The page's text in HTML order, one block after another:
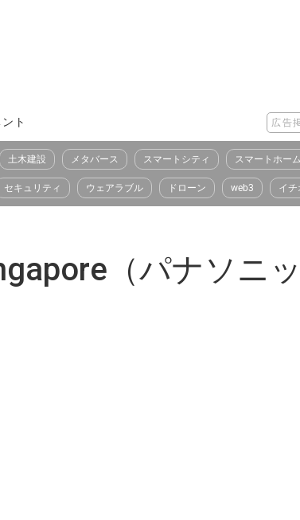
ト 広告
土木建設 メタバース スマートシティ スマートホーム
セキュリティ ウェアラブル ドローン web3 イチ
（パナソニ